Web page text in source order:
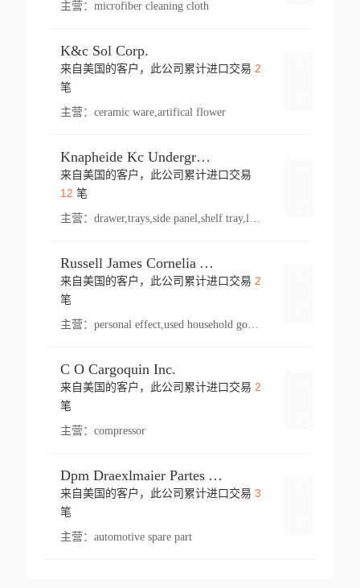
主营： microfiber cleaning cloth
K&c Sol Corp.
来自美国的客户，此公司累计进口交易 2
笔
主营： ceramic ware,artifical flower
Knapheide Kc Underground
来自美国的客户，此公司累计进口交易
12 笔
主营：
Russell James Cornelia Arlington Va
来自美国的客户，此公司累计进口交易 2
笔
主营： personal effect,used household goods
C O Cargoquin Inc.
来自美国的客户，此公司累计进口交易 2
笔
主营： compressor
Dpm Draexlmaier Partes Automotrices Corr Ind Huejotzingo
来自美国的客户，此公司累计进口交易 3
笔
主营： automotive spare part